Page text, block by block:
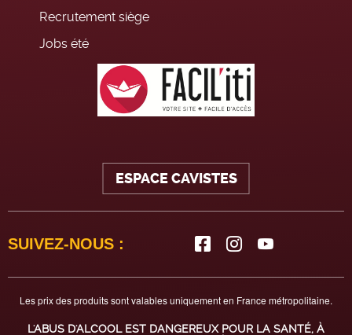
Recrutement siège
Jobs été
ESPACE CAVISTES
SUIVEZ-NOUS :
Les prix des produits sont valables uniquement en France métropolitaine.
L'ABUS D'ALCOOL EST DANGEREUX POUR LA SANTÉ, À